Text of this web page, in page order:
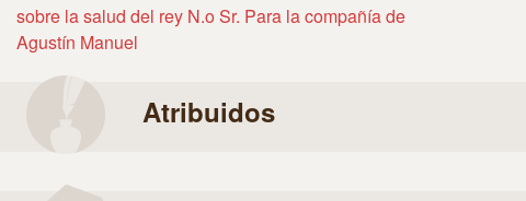
sobre la salud del rey N.o Sr. Para la compañía de
Agustín Manuel
Atribuidos